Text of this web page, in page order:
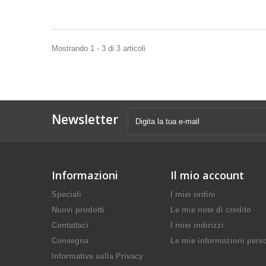
Mostrando 1 - 3 di 3 articoli
Newsletter
Informazioni
Speciali
Nuovi prodotti
Contattaci
Consegna
Informativa sulla Privacy
Il mio account
I miei ordini
Le mie note di credito
I miei indirizzi
Le mie informazioni